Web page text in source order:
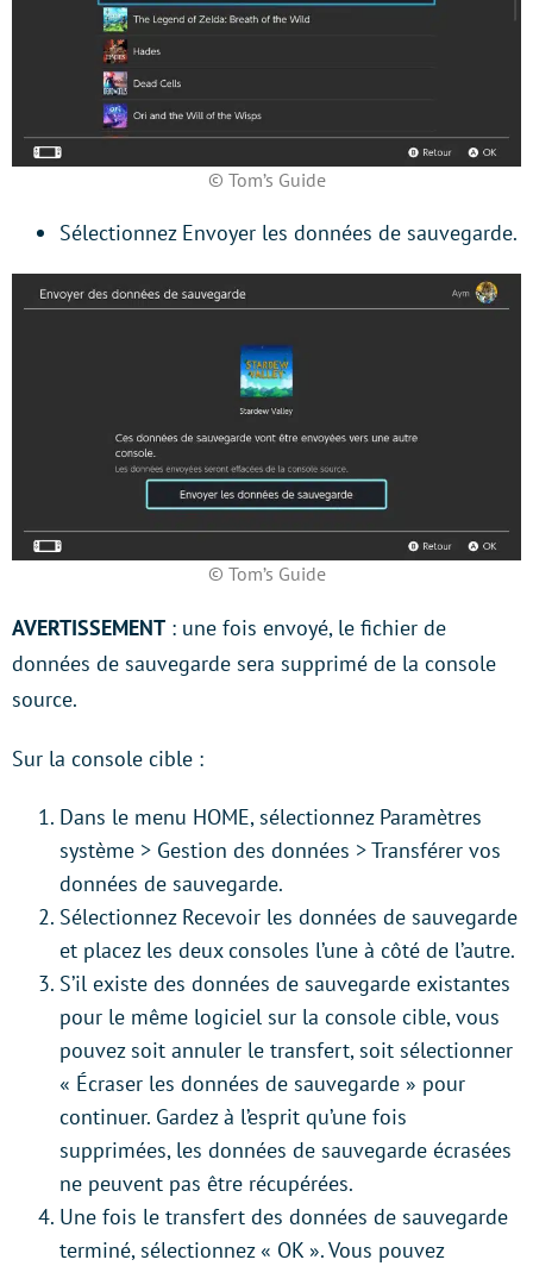
© Tom’s Guide
Sélectionnez Envoyer les données de sauvegarde.
© Tom’s Guide
AVERTISSEMENT : une fois envoyé, le fichier de
données de sauvegarde sera supprimé de la console
source.
Sur la console cible :
Dans le menu HOME, sélectionnez Paramètres
système > Gestion des données > Transférer vos
données de sauvegarde.
Sélectionnez Recevoir les données de sauvegarde
et placez les deux consoles l’une à côté de l’autre.
S’il existe des données de sauvegarde existantes
pour le même logiciel sur la console cible, vous
pouvez soit annuler le transfert, soit sélectionner
« Écraser les données de sauvegarde » pour
continuer. Gardez à l’esprit qu’une fois
supprimées, les données de sauvegarde écrasées
ne peuvent pas être récupérées.
Une fois le transfert des données de sauvegarde
terminé, sélectionnez « OK ». Vous pouvez